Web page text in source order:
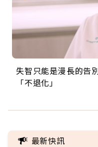
失智只能是漫長的告
「不退化」
來自剛果的巧克力神
的家，我連作夢都講
63歲卸矽谷副總、搬
丑」走進安養院，逗
104歲打破金氏世界
手，分享長壽的秘密
事業巔峰他選擇追夢
巨蛋！連CNN都大讚！
最新快訊